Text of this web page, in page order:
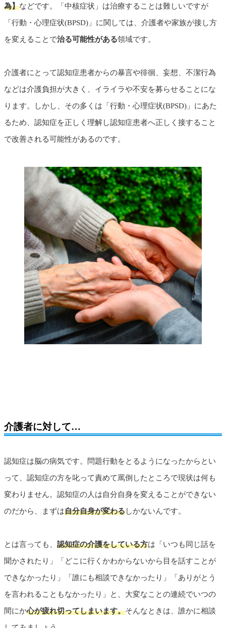
為】などです。「中核症状」は治療することは難しいですが
「行動・心理症状(BPSD)」に関しては、介護者や家族が接し方
を変えることで治る可能性がある領域です。
介護者にとって認知症患者からの暴言や徘徊、妄想、不潔行為
などは介護負担が大きく、イライラや不安を募らせることにな
ります。しかし、その多くは「行動・心理症状(BPSD)」にあた
るため、認知症を正しく理解し認知症患者へ正しく接すること
で改善される可能性があるのです。
介護者に対して…
認知症は脳の病気です。問題行動をとるようになったからとい
って、認知症の方を叱って責めて罵倒したところで現状は何も
変わりません。認知症の人は自分自身を変えることができない
のだから、まずは自分自身が変わるしかないんです。
とは言っても、 認知症の介護をしている方は「いつも同じ話を
聞かされたり」「どこに行くかわからないから目を話すことが
できなかったり」「誰にも相談できなかったり」「ありがとう
を言われることもなかったり」と、大変なことの連続でいつの
間にか心が疲れ切ってしまいます。そんなときは、誰かに相談